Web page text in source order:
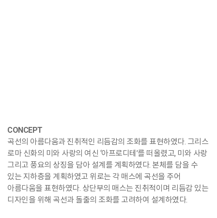
CONCEPT
곡선의 아름다움과 진취적인 리듬감의 조화를 표현하였다. 그리스
로마 신화의 미와 사랑의 여신 ‘아프로디테’를 떠올렸고, 미와 사랑
그리고 풍요의 상징을 담아 설계를 계획하였다. 본체를 담을 수
있는 지하층을 계획하였고 위로는 각 매스에 곡선을 주어
아름다움을 표현하였다. 상단부의 매스는 진취적이며 리듬감 있는
디자인을 위해 곡선과 돌출의 조화를 고려하여 설계하였다.